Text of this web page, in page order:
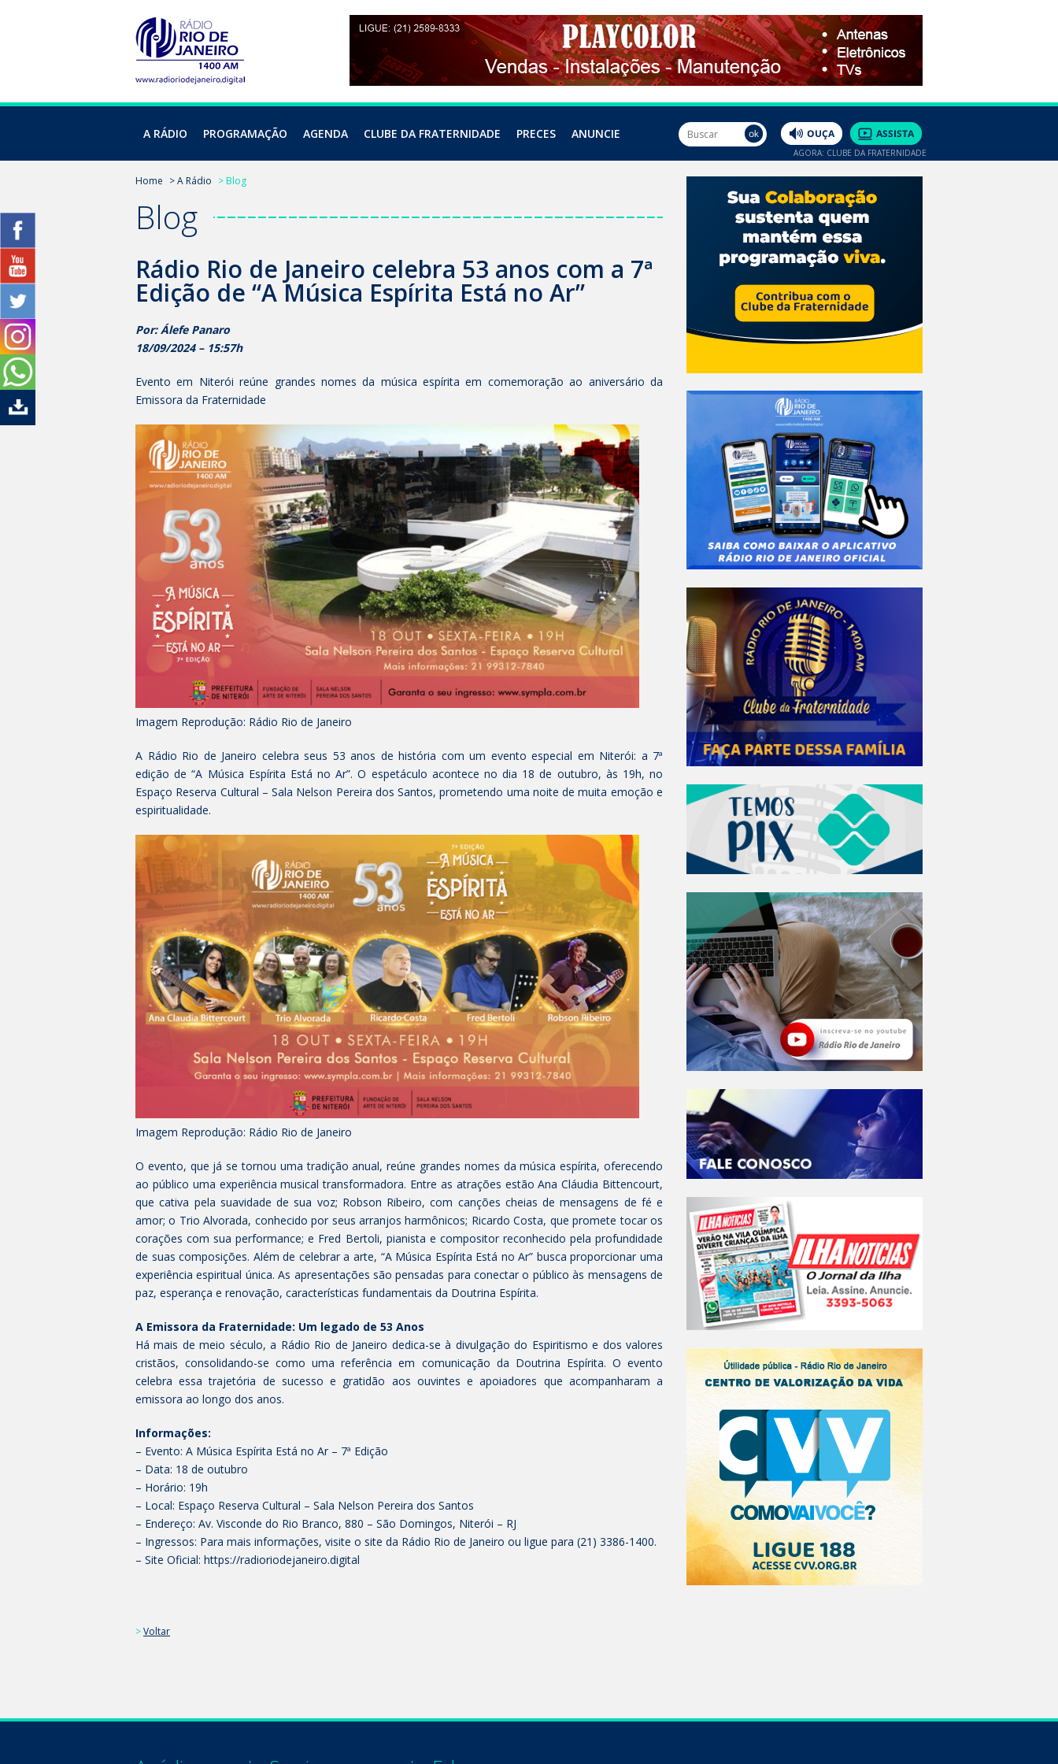
A RÁDIO PROGRAMAÇÃO AGENDA CLUBE DA FRATERNIDADE PRECES ANUNCIE
AGORA: CLUBE DA FRATERNIDADE
Home > A Rádio > Blog
Blog
Rádio Rio de Janeiro celebra 53 anos com a 7ª
Edição de “A Música Espírita Está no Ar”
Por: Álefe Panaro
18/09/2024 – 15:57h
Evento em Niterói reúne grandes nomes da música espírita em comemoração ao aniversário da
Emissora da Fraternidade
Imagem Reprodução: Rádio Rio de Janeiro
A Rádio Rio de Janeiro celebra seus 53 anos de história com um evento especial em Niterói: a 7ª
edição de “A Música Espírita Está no Ar”. O espetáculo acontece no dia 18 de outubro, às 19h, no
Espaço Reserva Cultural – Sala Nelson Pereira dos Santos, prometendo uma noite de muita emoção e
espiritualidade.
Imagem Reprodução: Rádio Rio de Janeiro
O evento, que já se tornou uma tradição anual, reúne grandes nomes da música espírita, oferecendo
ao público uma experiência musical transformadora. Entre as atrações estão Ana Cláudia Bittencourt,
que cativa pela suavidade de sua voz; Robson Ribeiro, com canções cheias de mensagens de fé e
amor; o Trio Alvorada, conhecido por seus arranjos harmônicos; Ricardo Costa, que promete tocar os
corações com sua performance; e Fred Bertoli, pianista e compositor reconhecido pela profundidade
de suas composições. Além de celebrar a arte, “A Música Espírita Está no Ar” busca proporcionar uma
experiência espiritual única. As apresentações são pensadas para conectar o público às mensagens de
paz, esperança e renovação, características fundamentais da Doutrina Espírita.
A Emissora da Fraternidade: Um legado de 53 Anos
Há mais de meio século, a Rádio Rio de Janeiro dedica-se à divulgação do Espiritismo e dos valores
cristãos, consolidando-se como uma referência em comunicação da Doutrina Espírita. O evento
celebra essa trajetória de sucesso e gratidão aos ouvintes e apoiadores que acompanharam a
emissora ao longo dos anos.
Informações:
– Evento: A Música Espírita Está no Ar – 7ª Edição
– Data: 18 de outubro
– Horário: 19h
– Local: Espaço Reserva Cultural – Sala Nelson Pereira dos Santos
– Endereço: Av. Visconde do Rio Branco, 880 – São Domingos, Niterói – RJ
– Ingressos: Para mais informações, visite o site da Rádio Rio de Janeiro ou ligue para (21) 3386-1400.
– Site Oficial: https://radioriodejaneiro.digital
>Voltar